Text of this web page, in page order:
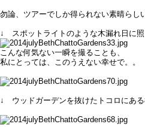
勿論、ツアーでしか得られない素晴らし
↓ スポットライトのような木漏れ日に照
こんな何気ない一瞬を撮ることも、
私にとっては、このうえない幸せで。。
↓ ウッドガーデンを抜けたトコロにある